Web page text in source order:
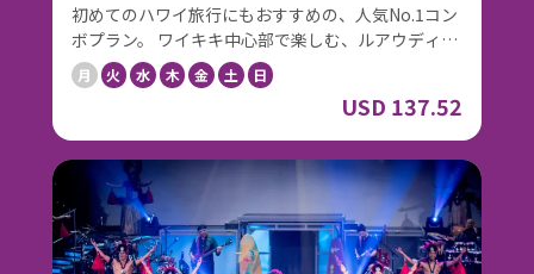
初めてのハワイ旅行にもおすすめの、人気No.1コン
ボプラン。 ワイキキ中心部で楽しむ、ルアウディナ
ーと本格ライブエンターテインメントがセットにな
った人気パッケージ。 まずは「ワイキキルアウ」
で、ハワイアンビュッフェディナーを満喫。名物の
丸ごと豚のローストやローストビーフ、ウエルカム
ドリンクのエ コモ マイタイとともに、ハワイアンミ
ュージックの生演奏やフラ、ゲスト参加型のフラレ
ッスンをお楽しみいただけます。南国らしい和やか
な雰囲気は、ご家族旅行やグループ旅行にもぴった
りです。 ディナーの後は、ロイヤルハワイアンシア
月 火 水 木 金 土 日
USD 137.52